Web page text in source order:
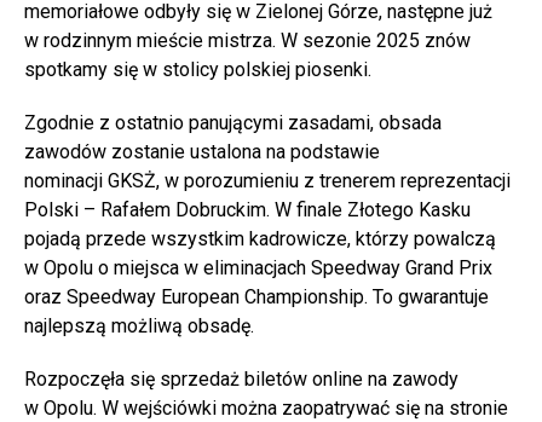
memoriałowe odbyły się w Zielonej Górze, następne już
w rodzinnym mieście mistrza. W sezonie 2025 znów
spotkamy się w stolicy polskiej piosenki.
Zgodnie z ostatnio panującymi zasadami, obsada
zawodów zostanie ustalona na podstawie
nominacji GKSŻ, w porozumieniu z trenerem reprezentacji
Polski – Rafałem Dobruckim. W finale Złotego Kasku
pojadą przede wszystkim kadrowicze, którzy powalczą
w Opolu o miejsca w eliminacjach Speedway Grand Prix
oraz Speedway European Championship. To gwarantuje
najlepszą możliwą obsadę.
Rozpoczęła się sprzedaż biletów online na zawody
w Opolu. W wejściówki można zaopatrywać się na stronie